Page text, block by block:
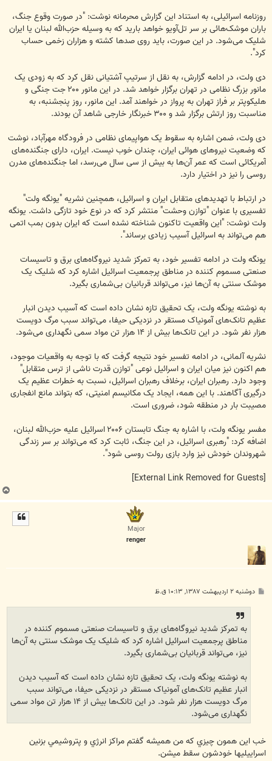
روزنامه اسرائيلی، به استناد این گزارش محرمانه نوشت: "در صورت وقوع جنگ،
باران موشک‌هائی بر سر تل‌آویو خواهد بارید که به وسیله حزب‌الله لبنان یا ایران
شلیک می‌شود. در این صورت، باید روی صدها کشته و هزاران زخمی حساب
کرد".
دی ولت، در ادامه گزارش، به نقل از سرتیپ آشتیانی نقل کرد که به زودی یک
مانور بزرگ نظامی در تهران برگزار خواهد شد. در این مانور ۲۰۰ جت جنگی و
هلیکوپتر بر فراز تهران به پرواز در خواهند آمد. این مانور، روز پنجشنبه، به
مناسبت روز ارتش برگزار شد و ۳۰۰ خبرنگار خارجی شاهد آن بودند.
دی ولت، ضمن اشاره به سقوط یک هواپیمای نظامی در فرودگاه مهرآباد، نوشت
که وضعیت نیروهای هوائی ایران، چندان خوب نیست. ایران، دارای جنگنده‌های
آمریکائی است که عمر آن‌ها به بیش از سی سال می‌رسد، اما جنگنده‌های مدرن
روسی را نیز در اختیار دارد.
در ارتباط با تهدیدهای متقابل ایران و اسرائیل، همچنین نشریه "یونگه ولت"
تفسیری با عنوان "توازن وحشت" منتشر کرد که در نوع خود تازگی داشت. یونگه
ولت نوشت: "این واقعیت تاکنون شناخته نشده است که ایران بدون بمب اتمی
هم می‌تواند به اسرائيل آسیب زیادی برساند".
یونگه ولت در ادامه تفسیر خود، به تمرکز شدید نیروگاه‌های برق و تاسیسات
صنعتی مسموم کننده در مناطق پرجمعیت اسرائيل اشاره کرد که شلیک یک
موشک سنتی به آن‌ها نیز، می‌تواند قربانیان بی‌شماری بگیرد.
به نوشته یونگه ولت، یک تحقیق تازه نشان داده است که آسیب دیدن انبار
عظیم تانک‌های آمونیاک مستقر در نزدیکی حیفا، می‌تواند سبب مرگ دویست
هزار نفر شود. در این تانک‌ها بیش از ۱۴ هزار تن مواد سمی نگهداری می‌شود.
نشریه آلمانی، در ادامه تفسیر خود نتیجه گرفت که با توجه به واقعیات موجود،
هم اکنون نیز میان ایران و اسرائيل نوعی "توازن قدرت ناشی از ترس متقابل"
وجود دارد. رهبران ایران، برخلاف رهبران اسرائيل، نسبت به خطرات عظیم یک
درگیری آگاهند. با این همه، ایجاد یک مکانیسم امنیتی، که بتواند مانع انفجاری
مصیبت بار در منطقه شود، ضروری است.
مفسر یونگه ولت، با اشاره به جنگ تابستان ۲۰۰۶ اسرائيل علیه حزب‌الله لبنان،
اضافه کرد: "رهبری اسرائيل، در این جنگ، ثابت کرد که می‌تواند بر سر زندگی
شهروندان خودش نیز وارد بازی رولت روسی شود".
ب
ا
Major
renger
پ دوشنبه ۲ اردیبهشت ۱۳۸۷, ۱۰:۱۳ ق.ظ
به تمرکز شدید نیروگاه‌های برق و تاسیسات صنعتی مسموم کننده در
مناطق پرجمعیت اسرائيل اشاره کرد که شلیک یک موشک سنتی به آن‌ها
نیز، می‌تواند قربانیان بی‌شماری بگیرد.
به نوشته یونگه ولت، یک تحقیق تازه نشان داده است که آسیب دیدن
انبار عظیم تانک‌های آمونیاک مستقر در نزدیکی حیفا، می‌تواند سبب
مرگ دویست هزار نفر شود. در این تانک‌ها بیش از ۱۴ هزار تن مواد سمی
نگهداری می‌شود.
خب اين همون چيزي که من هميشه گفتم مراکز انرژي و پتروشيمي بزنين
اسراييليها خودشون سقط ميشن.